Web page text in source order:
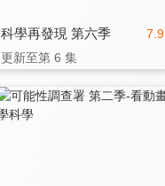
7.9
科學再發現 第六季
更新至第 6 集